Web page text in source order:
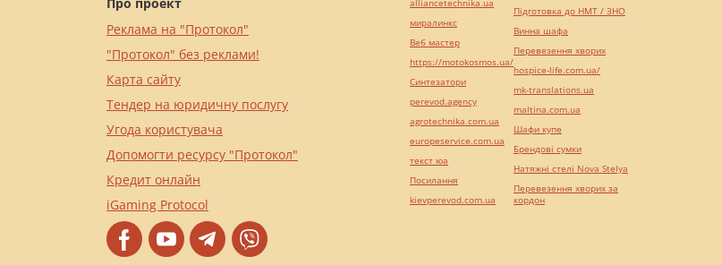
Реклама на "Протокол"
"Протокол" без реклами!
Карта сайту
Тендер на юридичну послугу
Угода користувача
Допомогти ресурсу "Протокол"
Кредит онлайн
iGaming Protocol
alliancetechnika.ua
миралинкс
Веб мастер
https://motokosmos.ua/
Синтезатори
perevod.agency
agrotechnika.com.ua
europeservice.com.ua
текст юа
Посилання
kievperevod.com.ua
Підготовка до НМТ / ЗНО
Винна шафа
Перевезення хворих
hospice-life.com.ua/
mk-translations.ua
maltina.com.ua
Шафи купе
Брендові сумки
Натяжні стелі Nova Stelya
Перевезення хворих за
кордон